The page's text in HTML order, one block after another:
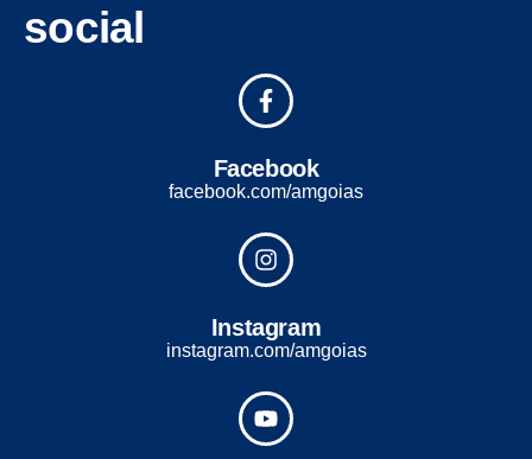
social
Facebook
facebook.com/amgoias
Instagram
instagram.com/amgoias